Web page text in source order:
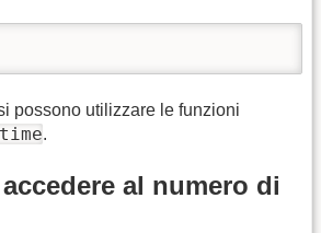
possono utilizzare le funzioni
.
al numero di